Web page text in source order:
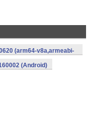
(arm64-v8a,armeabi-
(Android)